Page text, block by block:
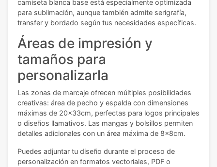
camiseta blanca base está especialmente optimizada
para sublimación, aunque también admite serigrafía,
transfer y bordado según tus necesidades específicas.
Áreas de impresión y
tamaños para
personalizarla
Las zonas de marcaje ofrecen múltiples posibilidades
creativas: área de pecho y espalda con dimensiones
máximas de 20x33cm, perfectas para logos principales
o diseños llamativos. Las mangas y bolsillos permiten
detalles adicionales con un área máxima de 8x8cm.
Puedes adjuntar tu diseño durante el proceso de
personalización en formatos vectoriales, PDF o